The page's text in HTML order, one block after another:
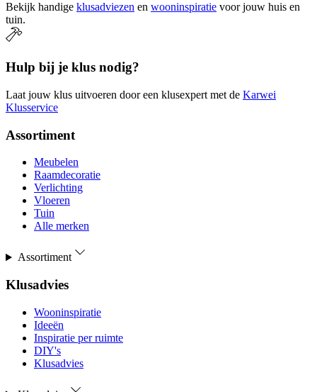
Bekijk handige klusadviezen en wooninspiratie voor jouw huis en
tuin.
Hulp bij je klus nodig?
Laat jouw klus uitvoeren door een klusexpert met de Karwei
Klusservice
Assortiment
Meubelen
Raamdecoratie
Verlichting
Vloeren
Tuin
Alle merken
Assortiment
Klusadvies
Wooninspiratie
Ideeën
Inspiratie per ruimte
DIY's
Klusadvies